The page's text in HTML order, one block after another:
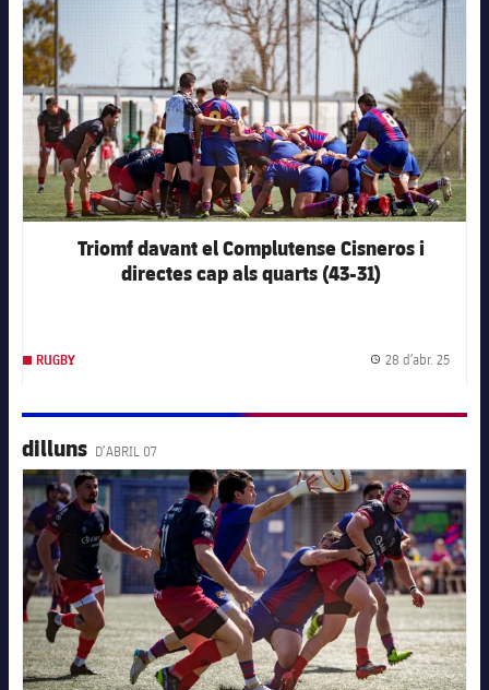
Triomf davant el Complutense Cisneros i
directes cap als quarts (43-31)
RUGBY Data
28 d’abr. 25
dilluns D’ABRIL 07
FC Barcelona club badge